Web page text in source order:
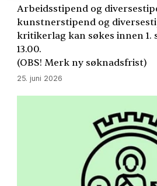
Arbeidsstipend og
kunstnerstipend og
kritikerlag kan søkes innen 1.
13.00.
(OBS! Merk ny søknadsfrist)
25. juni 2026